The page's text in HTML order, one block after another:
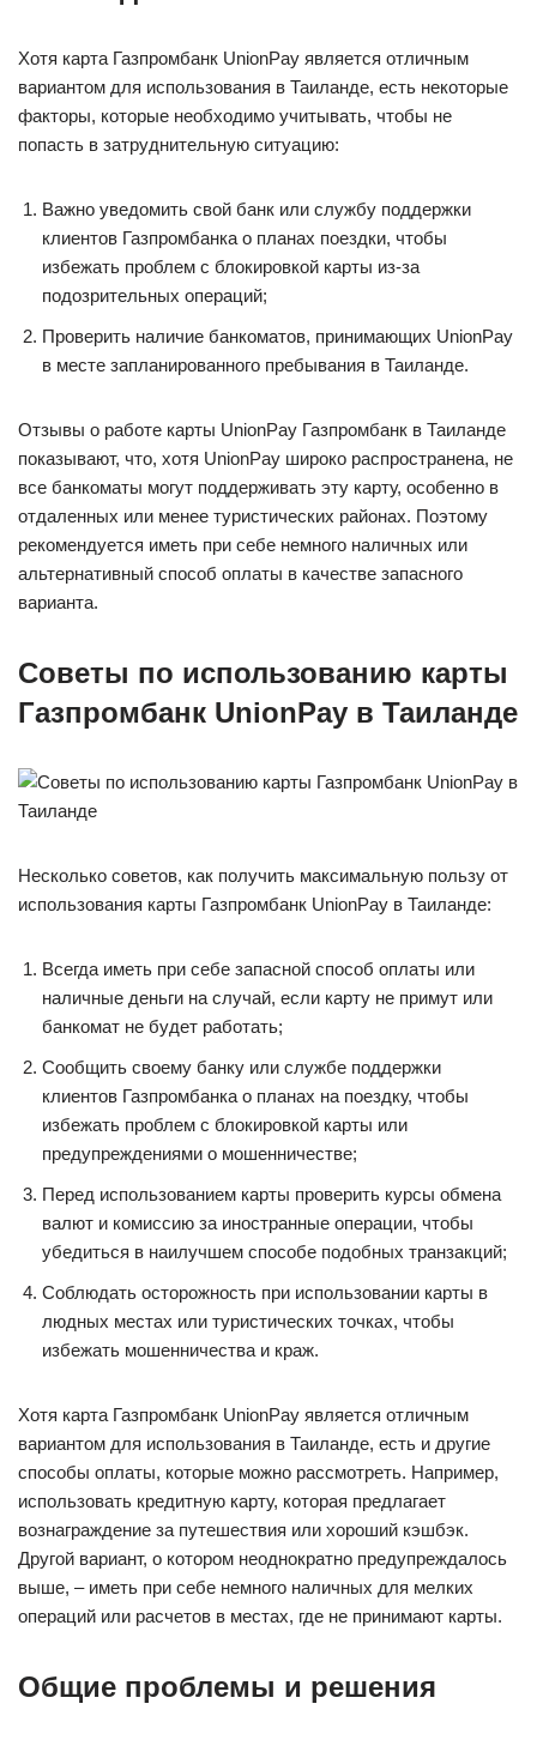
Хотя карта Газпромбанк UnionPay является отличным
вариантом для использования в Таиланде, есть некоторые
факторы, которые необходимо учитывать, чтобы не
попасть в затруднительную ситуацию:
Важно уведомить свой банк или службу поддержки
клиентов Газпромбанка о планах поездки, чтобы
избежать проблем с блокировкой карты из-за
подозрительных операций;
Проверить наличие банкоматов, принимающих UnionPay
в месте запланированного пребывания в Таиланде.
Отзывы о работе карты UnionPay Газпромбанк в Таиланде
показывают, что, хотя UnionPay широко распространена, не
все банкоматы могут поддерживать эту карту, особенно в
отдаленных или менее туристических районах. Поэтому
рекомендуется иметь при себе немного наличных или
альтернативный способ оплаты в качестве запасного
варианта.
Советы по использованию карты
Газпромбанк UnionPay в Таиланде
Несколько советов, как получить максимальную пользу от
использования карты Газпромбанк UnionPay в Таиланде:
Всегда иметь при себе запасной способ оплаты или
наличные деньги на случай, если карту не примут или
банкомат не будет работать;
Сообщить своему банку или службе поддержки
клиентов Газпромбанка о планах на поездку, чтобы
избежать проблем с блокировкой карты или
предупреждениями о мошенничестве;
Перед использованием карты проверить курсы обмена
валют и комиссию за иностранные операции, чтобы
убедиться в наилучшем способе подобных транзакций;
Соблюдать осторожность при использовании карты в
людных местах или туристических точках, чтобы
избежать мошенничества и краж.
Хотя карта Газпромбанк UnionPay является отличным
вариантом для использования в Таиланде, есть и другие
способы оплаты, которые можно рассмотреть. Например,
использовать кредитную карту, которая предлагает
вознаграждение за путешествия или хороший кэшбэк.
Другой вариант, о котором неоднократно предупреждалось
выше, – иметь при себе немного наличных для мелких
операций или расчетов в местах, где не принимают карты.
Общие проблемы и решения